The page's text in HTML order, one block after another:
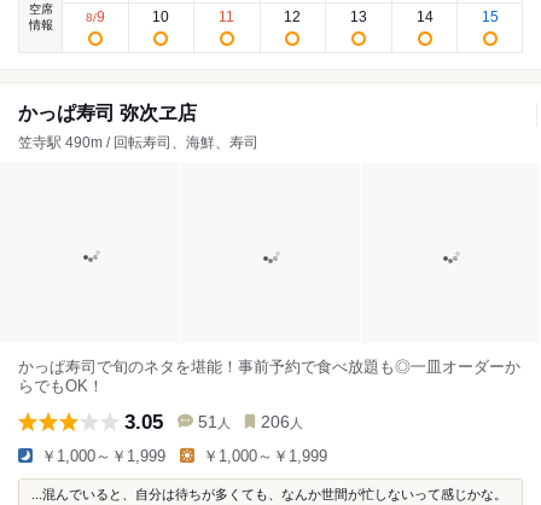
空席
情報
8/9 10 11 12 13 14 15
かっぱ寿司 弥次ヱ店
笠寺駅 490m / 回転寿司、海鮮、寿司
かっぱ寿司で旬のネタを堪能！事前予約で食べ放題も◎一皿オーダーか
らでもOK！
3.05 51 人 206 人
￥1,000～￥1,999 ￥1,000～￥1,999
...混んでいると、自分は待ちが多くても、なんか世間が忙しないって感じかな。